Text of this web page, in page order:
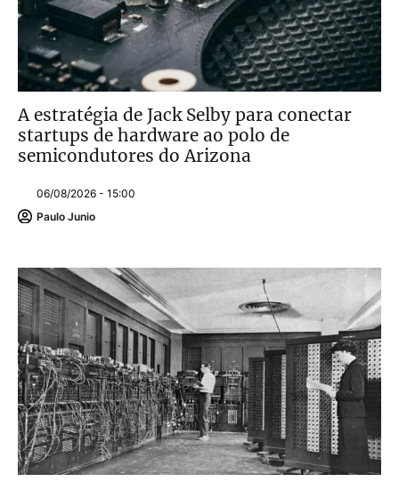
A estratégia de Jack Selby para conectar
startups de hardware ao polo de
semicondutores do Arizona
06/08/2026 - 15:00
Paulo Junio